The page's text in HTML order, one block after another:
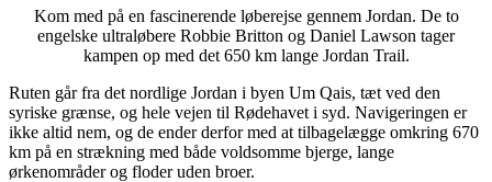
Kom med på en fascinerende løberejse gennem Jordan. De to
engelske ultraløbere Robbie Britton og Daniel Lawson tager
kampen op med det 650 km lange Jordan Trail.
Ruten går fra det nordlige Jordan i byen Um Qais, tæt ved den
syriske grænse, og hele vejen til Rødehavet i syd. Navigeringen er
ikke altid nem, og de ender derfor med at tilbagelægge omkring 670
km på en strækning med både voldsomme bjerge, lange
ørkenområder og floder uden broer.